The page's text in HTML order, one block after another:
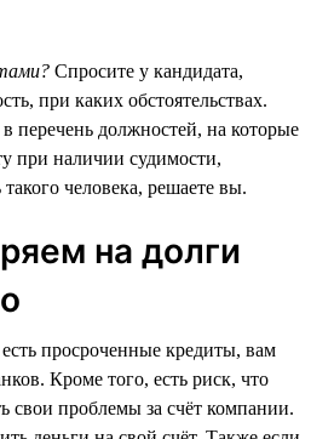
Спросите у кандидата,
при каких обстоятельствах.
перечень должностей, на которые
при наличии судимости,
человека, решаете вы.
на долги
просроченные кредиты, вам
Кроме того, есть риск, что
свои проблемы за счёт компании.